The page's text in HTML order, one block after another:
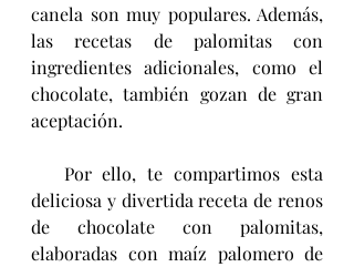
canela son muy populares. Además,
las recetas de palomitas con
ingredientes adicionales, como el
chocolate, también gozan de gran
aceptación.
deliciosa y divertida receta de renos
de chocolate con palomitas,
elaboradas con maíz palomero de